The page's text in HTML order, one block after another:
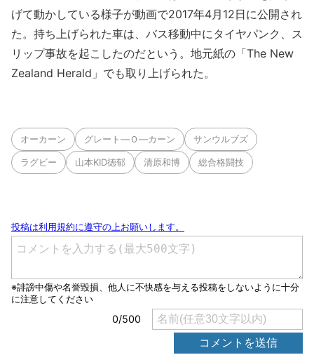
げて動かしている様子が動画で2017年4月12日に公開され
た。持ち上げられた車は、バス移動中にタイヤパンク、ス
リップ事故を起こしたのだという。地元紙の「The New
Zealand Herald」でも取り上げられた。
オーカーン グレート―Ｏ―カーン サンウルブズ
ラグビー 山本KID徳郁 清原和博 総合格闘技